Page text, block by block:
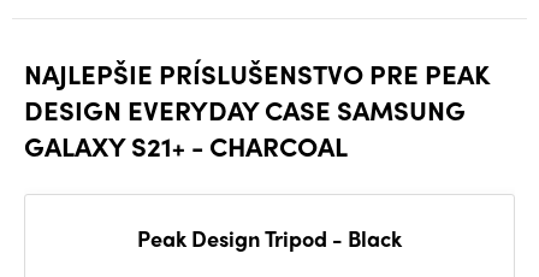
NAJLEPŠIE PRÍSLUŠENSTVO PRE PEAK
DESIGN EVERYDAY CASE SAMSUNG
GALAXY S21+ - CHARCOAL
Peak Design Tripod - Black